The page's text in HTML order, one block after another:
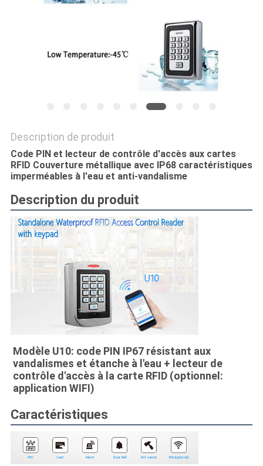
DE
LA
VIE
PRIVÉE
Description de produit
Code PIN et lecteur de contrôle d'accès aux cartes
RFID Couverture métallique avec IP68 caractéristiques
imperméables à l'eau et anti-vandalisme
Description du produit
Modèle U10: code PIN IP67 résistant aux
vandalismes et étanche à l'eau + lecteur de
contrôle d'accès à la carte RFID (optionnel:
application WIFI)
Caractéristiques